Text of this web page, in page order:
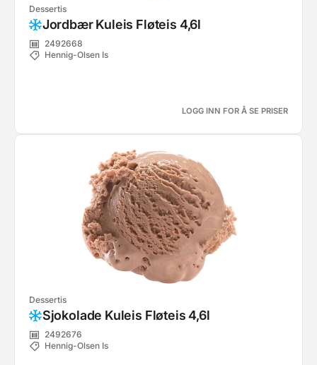
Dessertis
Jordbær Kuleis Fløteis 4,6l
2492668
Hennig-Olsen Is
LOGG INN FOR Å SE PRISER
Dessertis
Sjokolade Kuleis Fløteis 4,6l
2492676
Hennig-Olsen Is